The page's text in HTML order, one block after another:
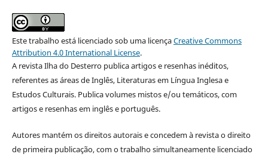
Este trabalho está licenciado sob uma licençaCreative Commons
Attribution 4.0 International License.
A revista Ilha do Desterro publica artigos e resenhas inéditos,
referentes as áreas de Inglês, Literaturas em Língua Inglesa e
Estudos Culturais. Publica volumes mistos e/ou temáticos, com
artigos e resenhas em inglês e português.
Autores mantém os direitos autorais e concedem à revista o direito
de primeira publicação, com o trabalho simultaneamente licenciado